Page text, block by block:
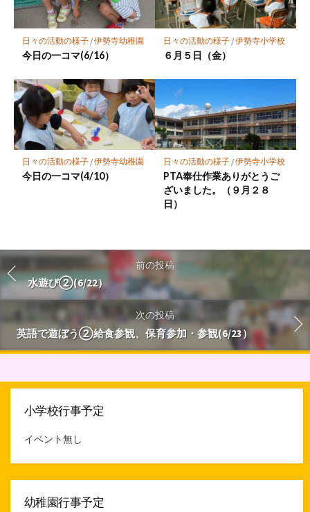
日々の活動の様子/伊勢寺幼稚園
今日の一コマ(6/16）
日々の活動の様子/伊勢寺小学校
６月５日（金）
日々の活動の様子/伊勢寺幼稚園
今日の一コマ(4/10）
日々の活動の様子/伊勢寺小学校
PTA奉仕作業ありがとうご
ざいました。（９月２８
日）
前の投稿
水遊び②(6/22）
次の投稿
英語で遊ぼう②給食参観、保育参加・参観(6/23）
小学校行事予定
イベント無し
幼稚園行事予定